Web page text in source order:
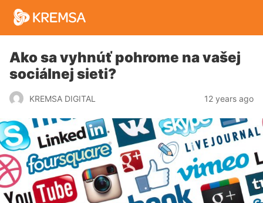
Ako sa vyhnúť pohrome na vašej
sociálnej sieti?
KREMSA DIGITAL 12 years ago